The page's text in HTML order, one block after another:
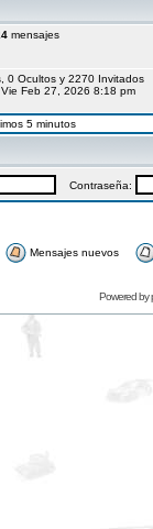
mensajes
0 Ocultos y 2270
Feb 27, 2026 8:18 pm
5 minutos
Contraseña:
Mensajes nuevos
Powered by